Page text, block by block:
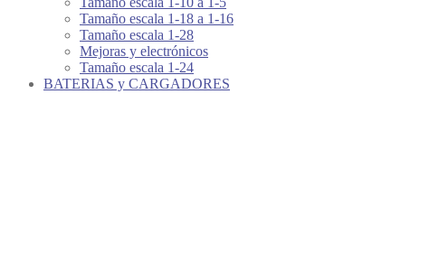
Tamaño escala 1-18 a 1-16
Tamaño escala 1-28
Mejoras y electrónicos
Tamaño escala 1-24
BATERIAS y CARGADORES